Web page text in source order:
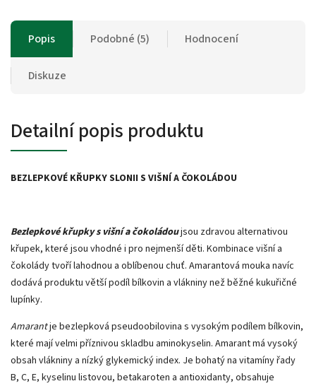
Popis Podobné (5) Hodnocení
Diskuze
Detailní popis produktu
BEZLEPKOVÉ KŘUPKY SLONII S VIŠNÍ A ČOKOLÁDOU
Bezlepkové křupky s višní a čokoládoujsou zdravou alternativou
křupek, které jsou vhodné i pro nejmenší děti. Kombinace višní a
čokolády tvoří lahodnou a oblíbenou chuť. Amarantová mouka navíc
dodává produktu větší podíl bílkovin a vlákniny než běžné kukuřičné
lupínky.
Amarantje bezlepková pseudoobilovina s vysokým podílem bílkovin,
které mají velmi příznivou skladbu aminokyselin. Amarant má vysoký
obsah vlákniny a nízký glykemický index. Je bohatý na vitamíny řady
B, C, E, kyselinu listovou, betakaroten a antioxidanty, obsahuje